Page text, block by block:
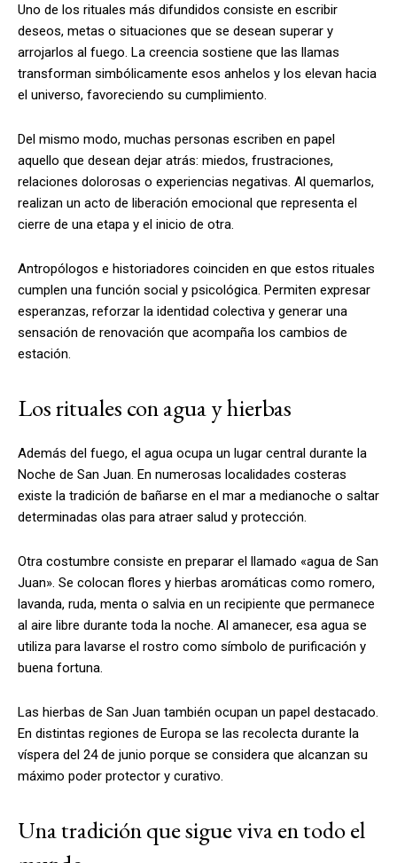
Uno de los rituales más difundidos consiste en escribir
deseos, metas o situaciones que se desean superar y
arrojarlos al fuego. La creencia sostiene que las llamas
transforman simbólicamente esos anhelos y los elevan hacia
el universo, favoreciendo su cumplimiento.
Del mismo modo, muchas personas escriben en papel
aquello que desean dejar atrás: miedos, frustraciones,
relaciones dolorosas o experiencias negativas. Al quemarlos,
realizan un acto de liberación emocional que representa el
cierre de una etapa y el inicio de otra.
Antropólogos e historiadores coinciden en que estos rituales
cumplen una función social y psicológica. Permiten expresar
esperanzas, reforzar la identidad colectiva y generar una
sensación de renovación que acompaña los cambios de
estación.
Los rituales con agua y hierbas
Además del fuego, el agua ocupa un lugar central durante la
Noche de San Juan. En numerosas localidades costeras
existe la tradición de bañarse en el mar a medianoche o saltar
determinadas olas para atraer salud y protección.
Otra costumbre consiste en preparar el llamado «agua de San
Juan». Se colocan flores y hierbas aromáticas como romero,
lavanda, ruda, menta o salvia en un recipiente que permanece
al aire libre durante toda la noche. Al amanecer, esa agua se
utiliza para lavarse el rostro como símbolo de purificación y
buena fortuna.
Las hierbas de San Juan también ocupan un papel destacado.
En distintas regiones de Europa se las recolecta durante la
víspera del 24 de junio porque se considera que alcanzan su
máximo poder protector y curativo.
Una tradición que sigue viva en todo el